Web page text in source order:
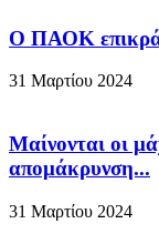
Ο ΠΑΟΚ
31 Μαρτίου 2024
Μαίνονται οι
απομάκρυνση...
31 Μαρτίου 2024